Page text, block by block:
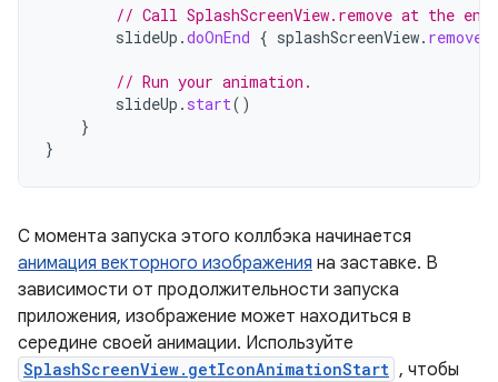
// Call SplashScreenView.remove at the
slideUp .doOnEnd { splashScreenView. remove
// Run your animation.
slideUp . start()
}
}
С момента запуска этого коллбэка начинается
анимация векторного изображения на заставке. В
зависимости от продолжительности запуска
приложения, изображение может находиться в
середине своей анимации. Используйте
SplashScreenView.getIconAnimationStart , чтобы